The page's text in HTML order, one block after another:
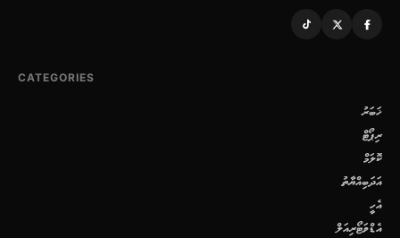
CATEGORIES
ޚަބަރު
ރިޕޯޓް
ކޮލަމް
އަދަބިއްޔާތު
އެހީ
އެޑްވަޓޯރިއަލް